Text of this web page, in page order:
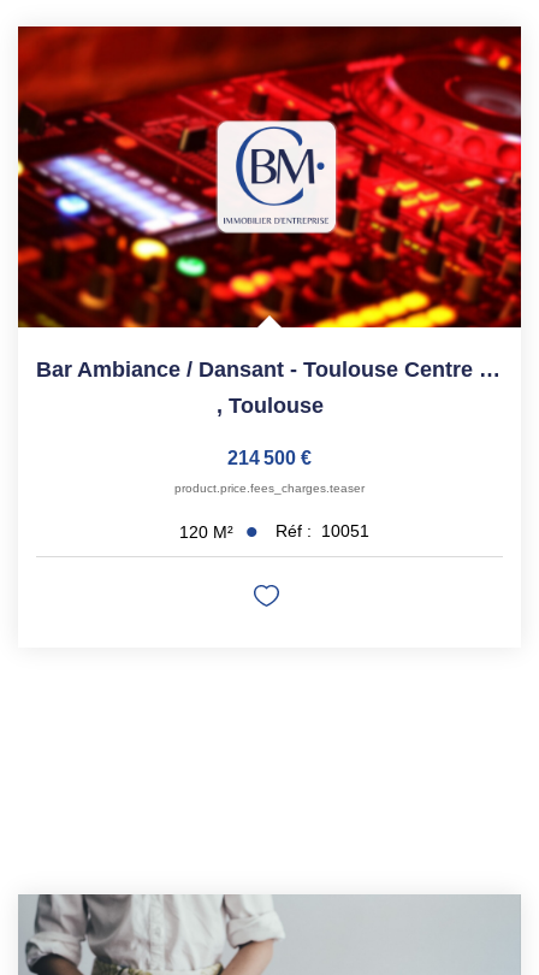
Bar Ambiance / Dansant - Toulouse Centre - 120 M²
, Toulouse
214 500 €
product.price.fees_charges.teaser
120 M² Réf : 10051